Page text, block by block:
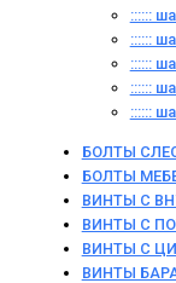
::::::
::::::
::::::
::::::
::::::
БОЛТЫ
БОЛТЫ
ВИНТЫ С
ВИНТЫ С
ВИНТЫ С
ВИНТЫ